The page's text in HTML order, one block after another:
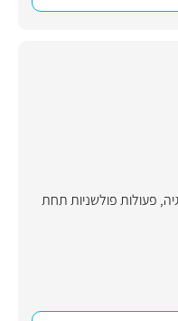
, פעולות פולשניות תחת